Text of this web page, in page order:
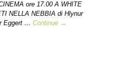
ore 17.00 A WHITE
NELLA NEBBIA di Hlynur
Eggert … Continue →